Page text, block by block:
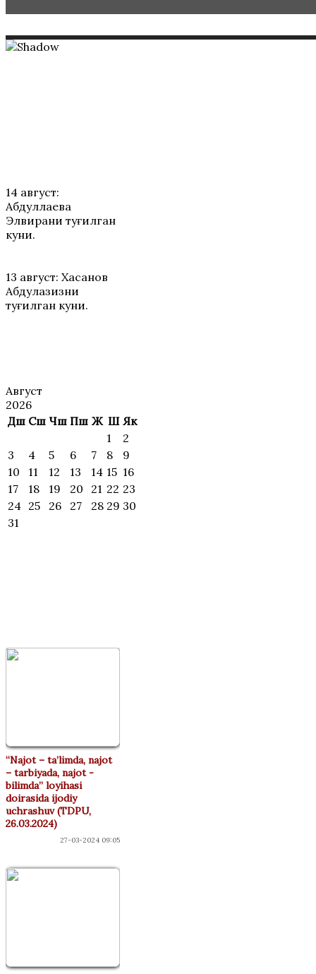
14 август:
Абдуллаева
Элвирани туғилган
куни.
13 август: Хасанов
Абдулазизни
туғилган куни.
Август
2026
Дш Сш Чш Пш Ж Ш Як
1
2
3
4 5 6 7 8
9
10
11 12 13 14 15 16
17
18 19 20 21 22 23
24 25 26 27 28 29 30
31
“Najot – ta’limda, najot
– tarbiyada, najot -
bilimda” loyihasi
doirasida ijodiy
uchrashuv (TDPU,
26.03.2024)
27-03-2024 09:05